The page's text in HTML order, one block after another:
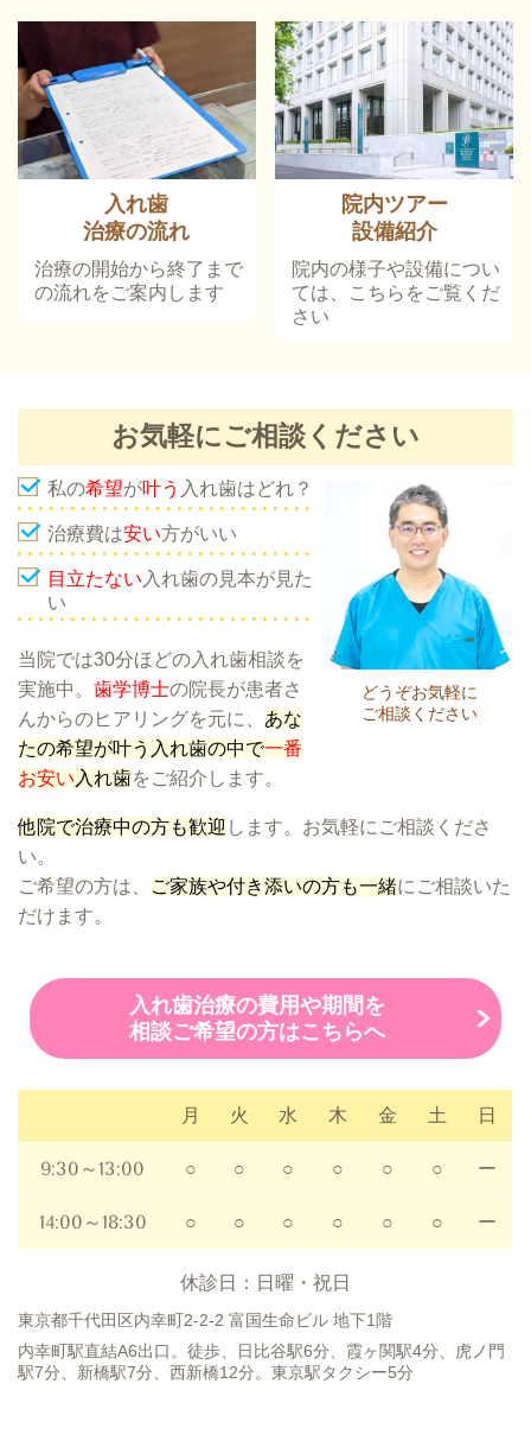
入れ歯
治療の流れ
治療の開始から終了まで
の流れをご案内します
院内ツアー
設備紹介
院内の様子や設備につい
ては、こちらをご覧くだ
さい
お気軽にご相談ください
どうぞお気軽に
ご相談ください
私の希望が叶う 入れ歯はどれ？
治療費は安い方がいい
目立たない入れ歯の見本が見た
い
当院では30分ほどの入れ歯相談を
実施中。 歯学博士の院長が患者さ
んからのヒアリングを元に、 あな
たの希望が叶う入れ歯の中で一番
お安い 入れ歯をご紹介します。
他院で治療中の方も歓迎 します。お気軽にご相談くださ
い。
ご希望の方は、
ご家族や付き添いの方も一緒にご相談いた
だけます。
入れ歯治療の費用や期間を
相談ご希望の方はこちらへ
月 火 水 木 金 土 日
9:30～13:00 ○ ○ ○ ○ ○ ○ ー
14:00～18:30 ○ ○ ○ ○ ○ ○ ー
休診日：日曜・祝日
東京都千代田区内幸町2-2-2 富国生命ビル 地下1階
内幸町駅直結A6出口。徒歩、日比谷駅6分、霞ヶ関駅4分、虎ノ門
駅7分、新橋駅7分、西新橋12分。東京駅タクシー5分